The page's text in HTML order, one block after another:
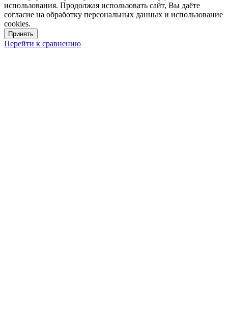
использования. Продолжая использовать сайт, Вы даёте
согласие на обработку персональных данных и использование
cookies.
Принять
Перейти к сравнению